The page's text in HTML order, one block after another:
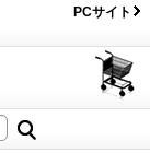
PCサイト